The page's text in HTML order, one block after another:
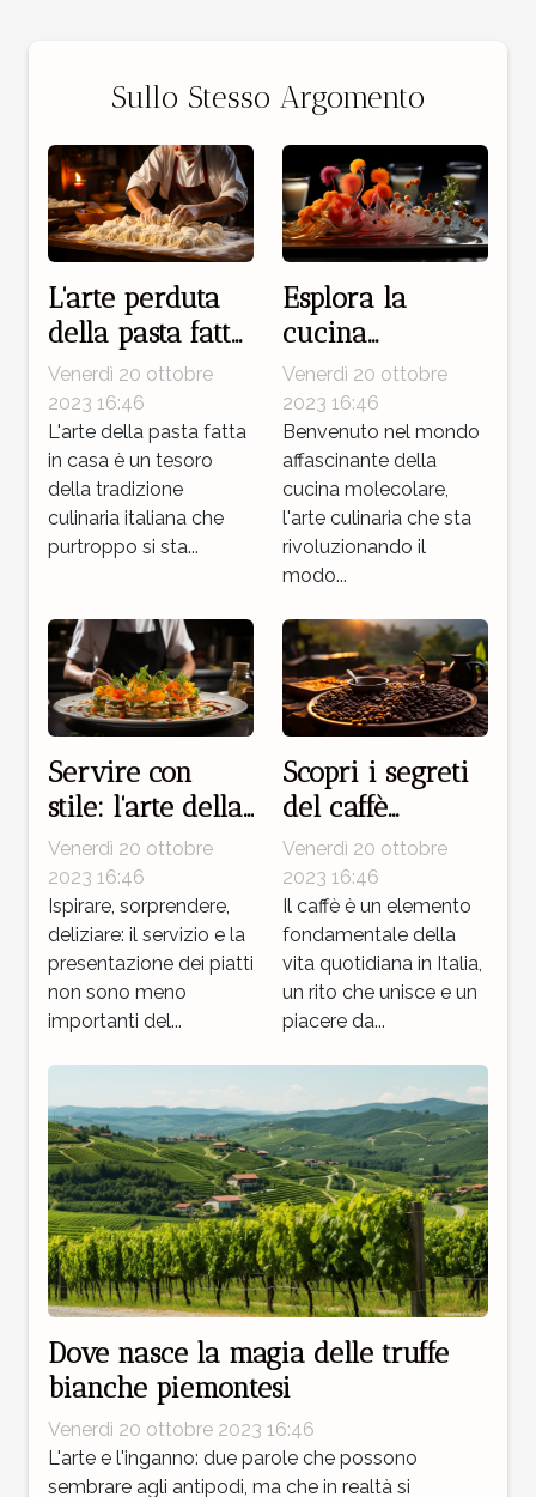
Sullo Stesso Argomento
L'arte perduta
della pasta fatta
in casa
Venerdì 20 ottobre
2023 16:46
L'arte della pasta fatta
in casa è un tesoro
della tradizione
culinaria italiana che
purtroppo si sta...
Esplora la
cucina
molecolare,
l'arte di
reinventare i
sapori
Venerdì 20 ottobre
2023 16:46
Benvenuto nel mondo
affascinante della
cucina molecolare,
l'arte culinaria che sta
rivoluzionando il
modo...
Servire con
stile: l'arte della
presentazione
dei piatti
Venerdì 20 ottobre
2023 16:46
Ispirare, sorprendere,
deliziare: il servizio e la
presentazione dei piatti
non sono meno
importanti del...
Scopri i segreti
del caffè
artigianale
italiano
Venerdì 20 ottobre
2023 16:46
Il caffè è un elemento
fondamentale della
vita quotidiana in Italia,
un rito che unisce e un
piacere da...
Dove nasce la magia delle truffe
bianche piemontesi
Venerdì 20 ottobre 2023 16:46
L'arte e l'inganno: due parole che possono
sembrare agli antipodi, ma che in realtà si